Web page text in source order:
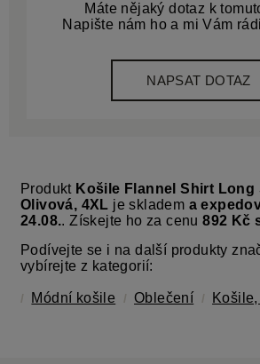
Máte nějaký dotaz k
Napište nám ho a mi Vám
NAPSAT DOTAZ
Produkt Košile Flannel Shirt Long
Olivová, 4XL je skladem a
24.08.. Získejte ho za cenu892 Kč
Podívejte se i na další produkty
vybírejte z kategorií:
Módní košile Oblečení